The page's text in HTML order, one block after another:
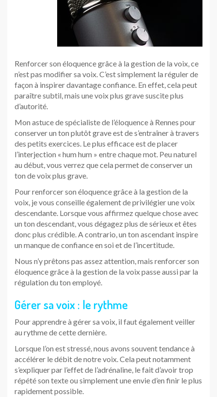
Renforcer son éloquence grâce à la gestion de la voix, ce
n’est pas modifier sa voix. C’est simplement la réguler de
façon à inspirer davantage confiance. En effet, cela peut
paraître subtil, mais une voix plus grave suscite plus
d’autorité.
Mon astuce de spécialiste de l’éloquence à Rennes pour
conserver un ton plutôt grave est de s’entraîner à travers
des petits exercices. Le plus efficace est de placer
l’interjection « hum hum » entre chaque mot. Peu naturel
au début, vous verrez que cela permet de conserver un
ton de voix plus grave.
Pour renforcer son éloquence grâce à la gestion de la
voix, je vous conseille également de privilégier une voix
descendante. Lorsque vous affirmez quelque chose avec
un ton descendant, vous dégagez plus de sérieux et êtes
donc plus crédible. A contrario, un ton ascendant inspire
un manque de confiance en soi et de l’incertitude.
Nous n’y prêtons pas assez attention, mais renforcer son
éloquence grâce à la gestion de la voix passe aussi par la
régulation du ton employé.
Gérer sa voix : le rythme
Pour apprendre à gérer sa voix, il faut également veiller
au rythme de cette dernière.
Lorsque l’on est stressé, nous avons souvent tendance à
accélérer le débit de notre voix. Cela peut notamment
s’expliquer par l’effet de l’adrénaline, le fait d’avoir trop
répété son texte ou simplement une envie d’en finir le plus
rapidement possible.